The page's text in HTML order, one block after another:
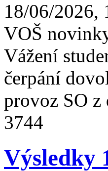
18/06/2026,
VOŠ
Vážení
čerpání
provoz SO z
3744
Výsledky